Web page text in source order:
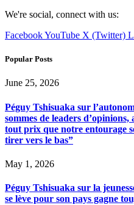
We're social, connect with us:
FacebookYouTube X (Twitter)
Popular Posts
June 25, 2026
Péguy Tshisuaka sur
sommes de leaders
tout prix que notre entourage
tirer vers le bas”
May 1, 2026
Péguy Tshisuaka sur la
se lève pour son pays gagne